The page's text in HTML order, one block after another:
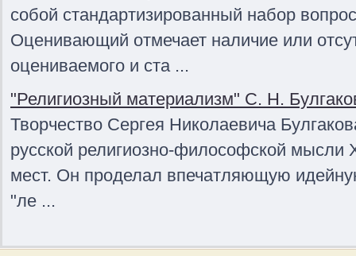
собой стандартизированный набор
Оценивающий отмечает наличие или
оцениваемого и ста ...
"Религиозный материализм" С. Н.
Творчество Сергея Николаевича
русской религиозно-философской мысли
мест. Он проделал впечатляющую
"ле ...